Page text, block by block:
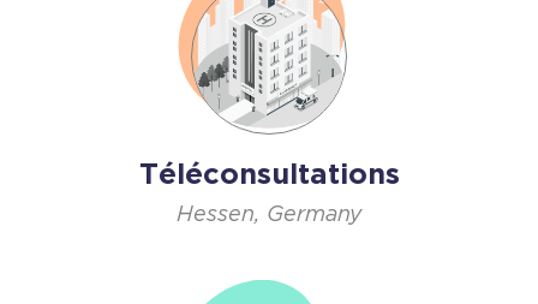
Téléconsultations
Hessen, Germany